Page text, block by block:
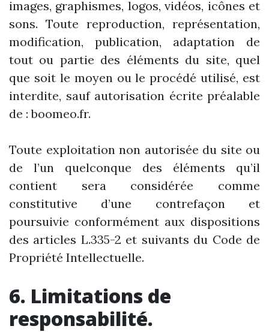
images, graphismes, logos, vidéos, icônes et
sons. Toute reproduction, représentation,
modification, publication, adaptation de
tout ou partie des éléments du site, quel
que soit le moyen ou le procédé utilisé, est
interdite, sauf autorisation écrite préalable
de : boomeo.fr.
Toute exploitation non autorisée du site ou
de l’un quelconque des éléments qu’il
contient sera considérée comme
constitutive d’une contrefaçon et
poursuivie conformément aux dispositions
des articles L.335-2 et suivants du Code de
Propriété Intellectuelle.
6. Limitations de
responsabilité.